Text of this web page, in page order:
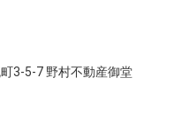
3-5-7 野村不動産御堂